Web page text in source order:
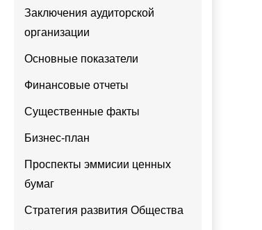
Заключения аудиторской
организации
Основные показатели
Финансовые отчеты
Существенные факты
Бизнес-план
Проспекты эммисии ценных
бумаг
Стратегия развития Общества